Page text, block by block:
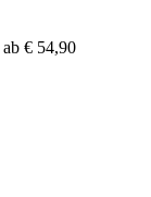
ab € 54,90